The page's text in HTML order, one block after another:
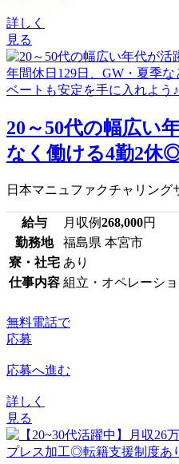
詳しく
見る
20～50代の幅広い
なく働ける4勤2休
日本マニュファクチャリング
給与 月収例268,000円
勤務地
福島県 本宮市
寮・社宅 あり
仕事内容 組立・オペレーシ
無料電話で
応募
応募へ進む
詳しく
見る